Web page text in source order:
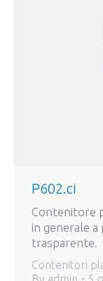
P602.ci
Contenitore
in generale a
trasparente.
Contenitori